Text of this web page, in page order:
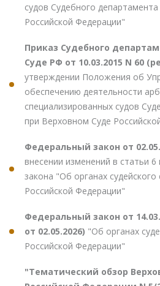
судов Судебного
Российской Федерации"
Приказ Судебного
Суде РФ от 10.03.2015 N 60
утверждении Положения об
обеспечению деятельности
специализированных судов
при Верховном Суде
Федеральный закон от
внесении изменений в статьи
закона "Об органах
Российской Федерации"
Федеральный закон от
от 02.05.2026) "Об органах
Российской Федерации"
"Тематический обзор